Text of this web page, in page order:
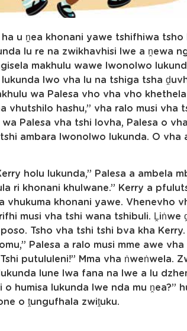
ha u ṋea khonani yawe tshifhiwa
lu re na zwikhavhisi lwe a ṋewa
makhulu wawe lwonolwo
lwo vha lu na tshiga tsha
wa Palesa vho vha vho
vhutshilo hashu,” vha ralo musi vha
wa Palesa vha tshi lovha, Palesa o
ambara lwonolwo lukunda. O vha
holu lukunda,” Palesa a ambela
ri khonani khulwane.” Kerry a
vhukuma khonani yawe. Vhenevho
musi vha tshi wana tshibuli. Ḽiṅwe
Tsho vha tshi tshi bva kha Kerry.
Palesa a ralo musi mme awe vha
putululeni!” Mma vha ṅweṅwela.
lune lwa fana na lwe a lu
o humisa lukunda lwe nda mu ṋea?”
o ṱungufhala zwiṱuku.